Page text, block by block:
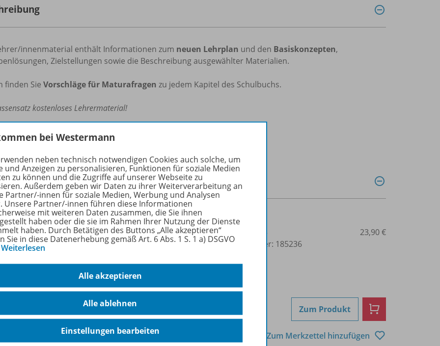
innenmaterial enthält Informationen zum neuen Lehrplan und den Basiskonzepten,
Zielstellungen sowie die Beschreibung ausgewählter Materialien.
finden Sie Vorschläge für Maturafragen zu jedem Kapitel des Schulbuchs.
kostenloses Lehrermaterial!
Sie mehr über die Reihe
Produkte
Durchblick 6 kompetent
Dieses Produkt ist in
unterschiedlichen Ausführungen
Lieferbar
978-3-7034-2437-3
Schulbuchnummer: 185236
23,90 €
Zum Produkt
Zum Merkzettel hinzufügen
bei Westermann
neben technisch notwendigen Cookies auch solche, um
und Anzeigen zu personalisieren, Funktionen für soziale Medien
zu können und die Zugriffe auf unserer Webseite zu
Außerdem geben wir Daten zu ihrer Weiterverarbeitung an
Partner/-innen für soziale Medien, Werbung und Analysen
Unsere Partner/-innen führen diese Informationen
mit weiteren Daten zusammen, die Sie ihnen
haben oder die sie im Rahmen Ihrer Nutzung der Dienste
haben. Durch Betätigen des Buttons „Alle akzeptieren“
Sie in diese Datenerhebung gemäß Art. 6 Abs. 1 S. 1 a) DSGVO
Weiterlesen
Alle akzeptieren
Alle ablehnen
Einstellungen bearbeiten